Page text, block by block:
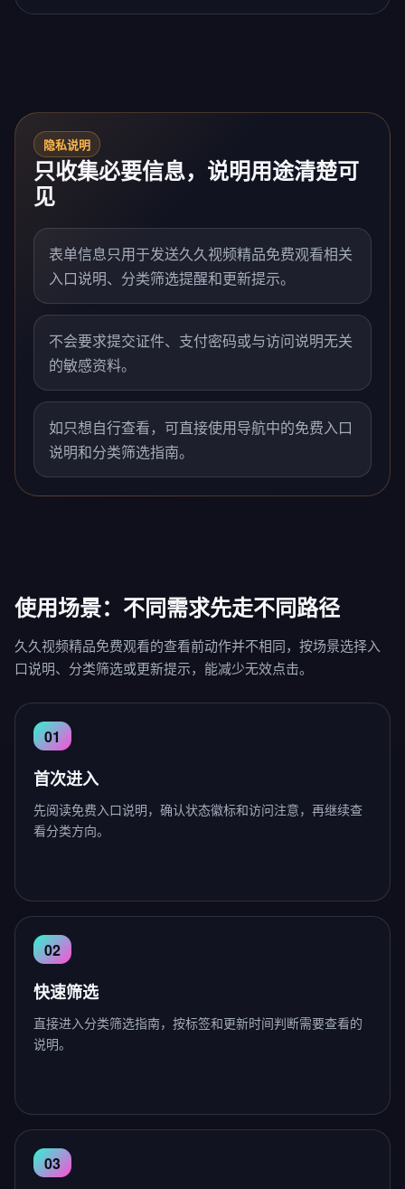
隐私说明
只收集必要信息，说明用途清楚可
见
表单信息只用于发送久久视频精品免费观看相关
入口说明、分类筛选提醒和更新提示。
不会要求提交证件、支付密码或与访问说明无关
的敏感资料。
如只想自行查看，可直接使用导航中的免费入口
说明和分类筛选指南。
使用场景：不同需求先走不同路径
久久视频精品免费观看的查看前动作并不相同，按场景选择入
口说明、分类筛选或更新提示，能减少无效点击。
首次进入
先阅读免费入口说明，确认状态徽标和访问注意，再继续查
看分类方向。
快速筛选
直接进入分类筛选指南，按标签和更新时间判断需要查看的
说明。